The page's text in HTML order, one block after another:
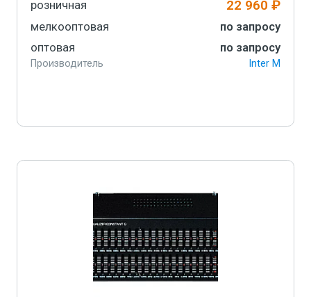
розничная 22 960 ₽
мелкооптовая
по запросу
оптовая
по запросу
Производитель Inter M